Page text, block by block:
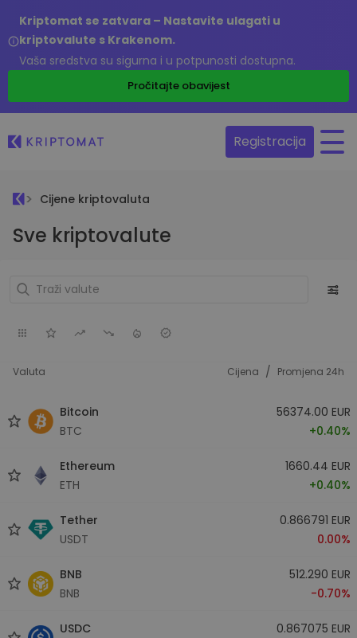
Kriptomat se zatvara – Nastavite ulagati u
kriptovalute s Krakenom.
Vaša sredstva su sigurna i u potpunosti dostupna.
Pročitajte obavijest
Registracija
Cijene kriptovaluta
Sve kriptovalute
Valuta Cijena / Promjena 24h
Bitcoin
BTC
56374.00 EUR
+0.40%
Ethereum
ETH
1660.44 EUR
+0.40%
Tether
USDT
0.866791 EUR
0.00%
BNB
BNB
512.290 EUR
-0.70%
USDC
0.867075 EUR